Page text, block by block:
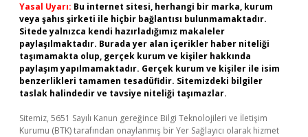
Yasal Uyarı: Bu internet sitesi, herhangi bir marka, kurum
veya şahıs şirketi ile hiçbir bağlantısı bulunmamaktadır.
Sitede yalnızca kendi hazırladığımız makaleler
paylaşılmaktadır. Burada yer alan içerikler haber niteliği
taşımamakta olup, gerçek kurum ve kişiler hakkında
paylaşım yapılmamaktadır. Gerçek kurum ve kişiler ile isim
benzerlikleri tamamen tesadüfidir. Sitemizdeki bilgiler
taslak halindedir ve tavsiye niteliği taşımazlar.
Sitemiz, 5651 Sayılı Kanun gereğince Bilgi Teknolojileri ve İletişim
Kurumu (BTK) tarafından onaylanmış bir Yer Sağlayıcı olarak hizmet